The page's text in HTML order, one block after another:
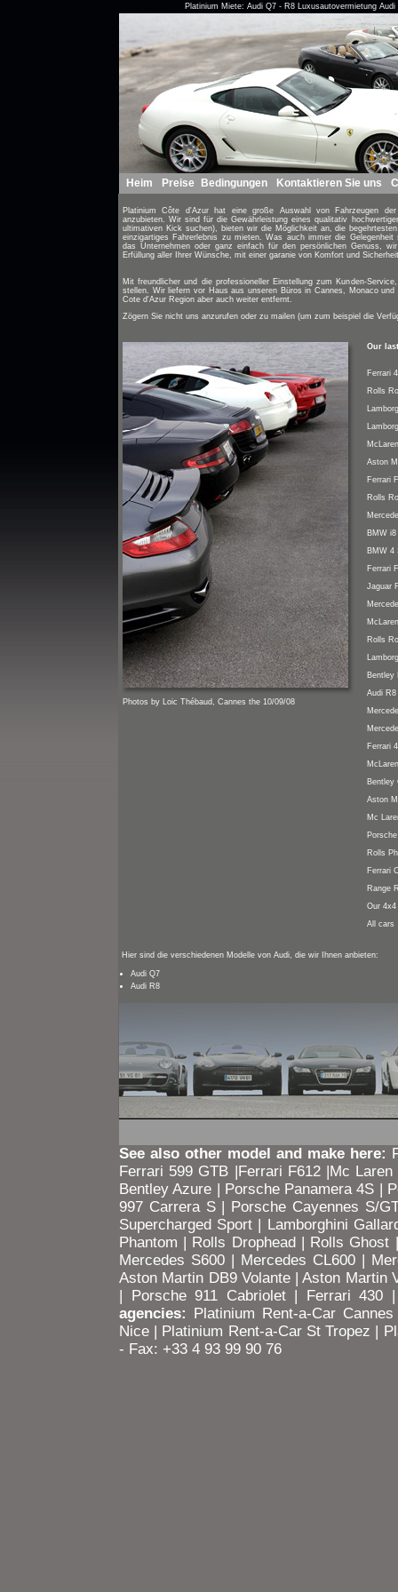
Platinium Miete: Audi Q7 - R8 Luxusautovermietung
Heim Preise Bedingungen Kontaktieren Sie uns
Platinium Côte d'Azur hat eine große Auswahl von Fahrzeugen der
anzubieten. Wir sind für die Gewährleistung eines qualitativ
ultimativen Kick suchen), bieten wir die Möglichkeit an, die
einzigartiges Fahrerlebnis zu mieten. Was auch immer die
das Unternehmen oder ganz einfach für den persönlichen Genuss,
Erfüllung aller Ihrer Wünsche, mit einer garanie von Komfort und
Mit freundlicher und die professioneller Einstellung zum Kunden-
stellen. Wir liefern vor Haus aus unseren Büros in Cannes, Monaco
Cote d'Azur Region aber auch weiter entfernt.
Zögern Sie nicht uns anzurufen oder zu mailen (um zum beispiel die
Photos by Loic Thébaud, Cannes the 10/09/08
Our
Ferrari
Rolls
Aston
Ferrari
Rolls
BMW i8
BMW 4
Ferrari
Jaguar
Rolls
Bentley
Audi R8
Ferrari
Bentley
Aston
Mc
Rolls
Ferrari
Range
Our
All cars
Hier sind die verschiedenen Modelle von Audi, die wir Ihnen anbieten:
Audi Q7
Audi R8
See also other model and make here:
Ferrari 599 GTB |Ferrari F612|Mc Laren
Bentley Azure | Porsche Panamera 4S |
997 Carrera S| Porsche Cayennes S/
Supercharged Sport | Lamborghini
Phantom | Rolls Drophead| Rolls Ghost
Mercedes S600| Mercedes CL600|
Aston Martin DB9 Volante|Aston Martin
| Porsche 911 Cabriolet| Ferrari 430
agencies: Platinium Rent-a-Car Cannes
Nice | Platinium Rent-a-Car St Tropez |
- Fax: +33 4 93 99 90 76